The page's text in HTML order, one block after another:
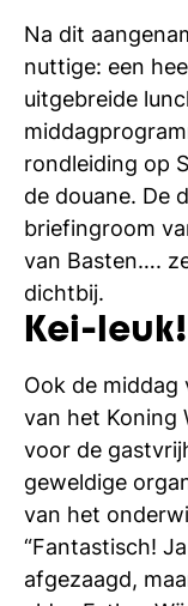
Na dit
nuttige: een
uitgebreide
rondleiding op
de douane. De
briefingroom
van Basten….
dichtbij.
Kei-leuk!
Ook de middag
van het Koning
voor de
geweldige
van het
“Fantastisch!
afgezaagd,